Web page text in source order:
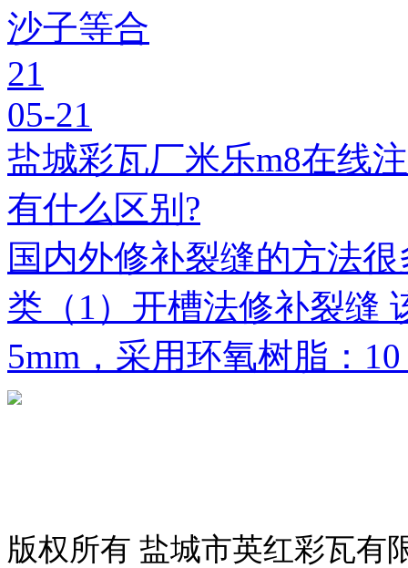
沙子等合
21
05-21
盐城彩瓦厂米乐m8在线
有什么区别?
国内外修补裂缝的方法
类（1）开槽法修补裂缝
5mm，采用环氧树脂：
版权所有 盐城市英红彩瓦有